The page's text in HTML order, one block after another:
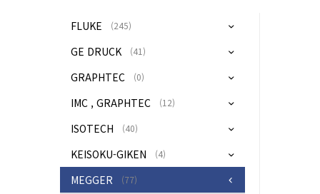
FLUKE (245)
GE DRUCK (41)
GRAPHTEC (0)
IMC , GRAPHTEC (12)
ISOTECH (40)
KEISOKU-GIKEN (4)
MEGGER (77)